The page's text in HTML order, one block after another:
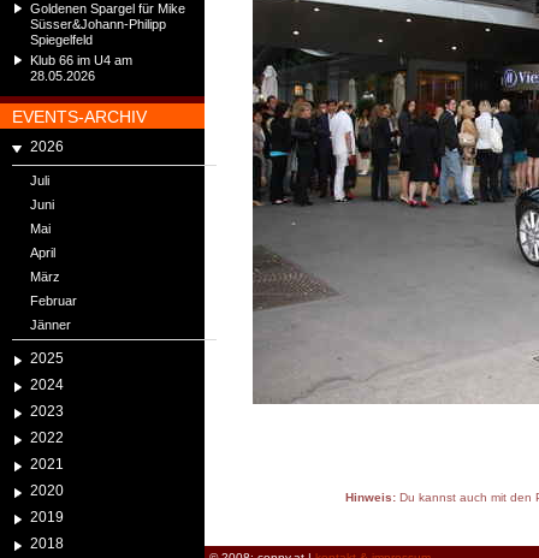
Goldenen Spargel für Mike
Süsser&Johann-Philipp
Spiegelfeld
Klub 66 im U4 am
28.05.2026
EVENTS-ARCHIV
2026
Juli
Juni
Mai
April
März
Februar
Jänner
2025
2024
2023
2022
2021
2020
2019
2018
Hinweis:Du kannst auch mit den